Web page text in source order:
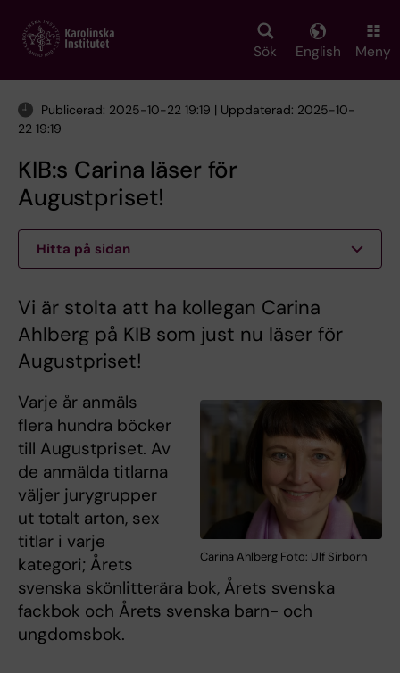
main
Sök English Meny
Publicerad: 2025-10-22 19:19 | Uppdaterad: 2025-10-
22 19:19
KIB:s Carina läser för
Augustpriset!
Hitta på sidan
Vi är stolta att ha kollegan Carina
Ahlberg på KIB som just nu läser för
Augustpriset!
Carina Ahlberg Foto: Ulf Sirborn
Varje år anmäls
flera hundra böcker
till Augustpriset. Av
de anmälda titlarna
väljer jurygrupper
ut totalt arton, sex
titlar i varje
kategori; Årets
svenska skönlitterära bok, Årets svenska
fackbok och Årets svenska barn- och
ungdomsbok.